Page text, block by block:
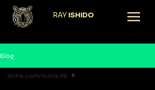
RAY ISHIDO
Blog
Votre communauté